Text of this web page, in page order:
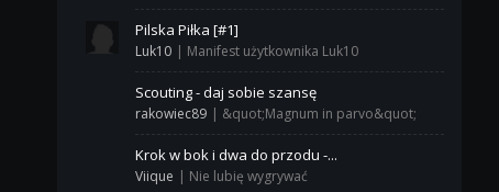
Pilska Piłka [#1]
Luk10 | Manifest użytkownika Luk10
Scouting - daj sobie szansę
rakowiec89 | &quot;Magnum in parvo&quot;
Krok w bok i dwa do przodu -...
Viique | Nie lubię wygrywać